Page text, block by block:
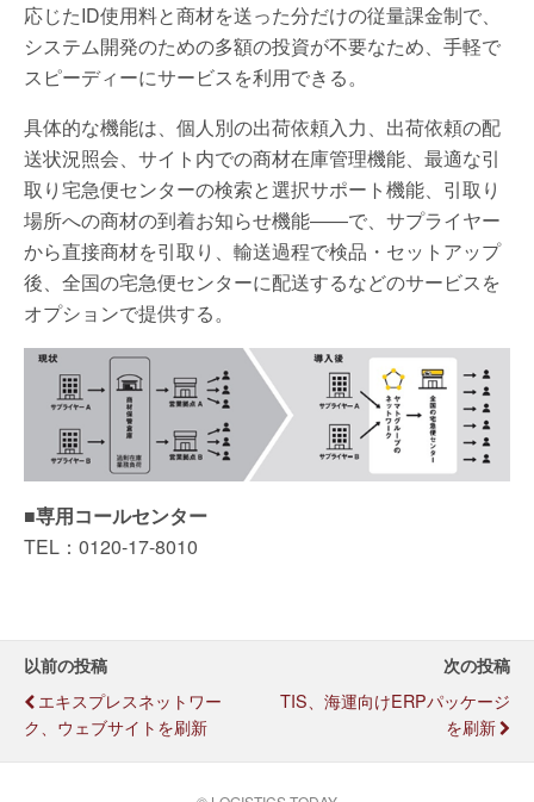
応じたID使用料と商材を送った分だけの従量課金制で、
システム開発のための多額の投資が不要なため、手軽で
スピーディーにサービスを利用できる。
具体的な機能は、個人別の出荷依頼入力、出荷依頼の配
送状況照会、サイト内での商材在庫管理機能、最適な引
取り宅急便センターの検索と選択サポート機能、引取り
場所への商材の到着お知らせ機能――で、サプライヤー
から直接商材を引取り、輸送過程で検品・セットアップ
後、全国の宅急便センターに配送するなどのサービスを
オプションで提供する。
■専用コールセンター
TEL：0120-17-8010
以前の投稿
エキスプレスネットワー
ク、ウェブサイトを刷新
次の投稿
TIS、海運向けERPパッケージ
を刷新